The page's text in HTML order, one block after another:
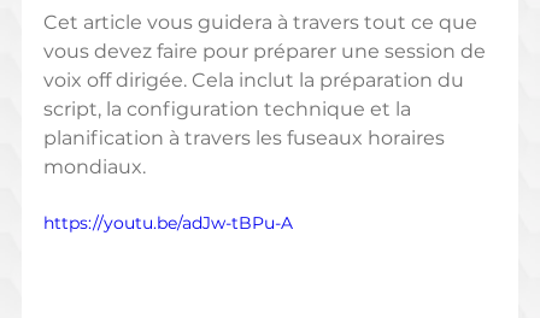
Cet article vous guidera à travers tout ce que
vous devez faire pour préparer une session de
voix off dirigée. Cela inclut la préparation du
script, la configuration technique et la
planification à travers les fuseaux horaires
mondiaux.
https://youtu.be/adJw-tBPu-A